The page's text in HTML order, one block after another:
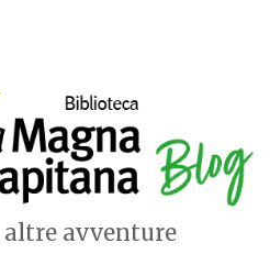
altre avventure